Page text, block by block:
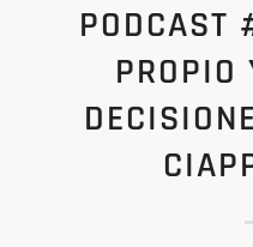
PODCAST
PROPIO